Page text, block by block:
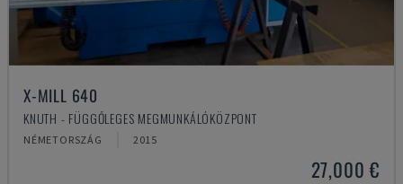
X-MILL 640
KNUTH - FÜGGŐLEGES MEGMUNKÁLÓKÖZPONT
NÉMETORSZÁG 2015
27,000 €